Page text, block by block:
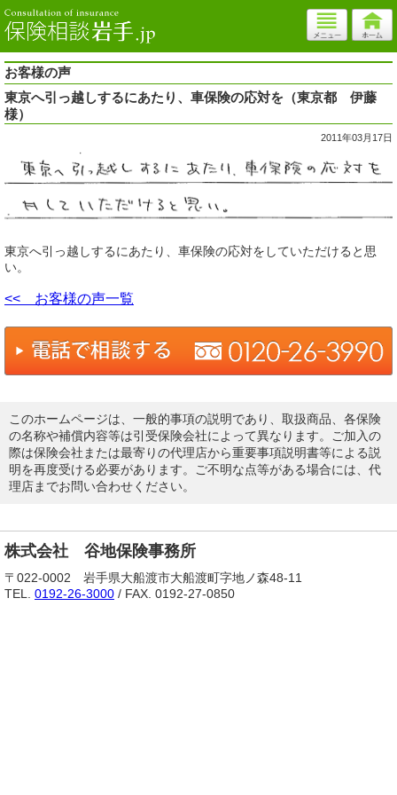
お客様の声
東京へ引っ越しするにあたり、車保険の応対を（東京都 伊藤
様）
2011年03月17日
東京へ引っ越しするにあたり、車保険の応対をしていただけると思
い。
<< お客様の声一覧
このホームページは、一般的事項の説明であり、取扱商品、各保険
の名称や補償内容等は引受保険会社によって異なります。ご加入の
際は保険会社または最寄りの代理店から重要事項説明書等による説
明を再度受ける必要があります。ご不明な点等がある場合には、代
理店までお問い合わせください。
株式会社 谷地保険事務所
〒022-0002 岩手県大船渡市大船渡町字地ノ森48-11
TEL. 0192-26-3000 / FAX. 0192-27-0850